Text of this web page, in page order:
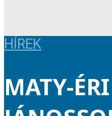
HÍREK
MATY-ÉRI